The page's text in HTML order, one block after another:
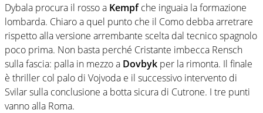
Dybala procura il rosso a Kempfche inguaia la formazione
lombarda. Chiaro a quel punto che il Como debba arretrare
rispetto alla versione arrembante scelta dal tecnico spagnolo
poco prima. Non basta perché Cristante imbecca Rensch
sulla fascia: palla in mezzo a Dovbyk per la rimonta. Il finale
è thriller col palo di Vojvoda e il successivo intervento di
Svilar sulla conclusione a botta sicura di Cutrone. I tre punti
vanno alla Roma.